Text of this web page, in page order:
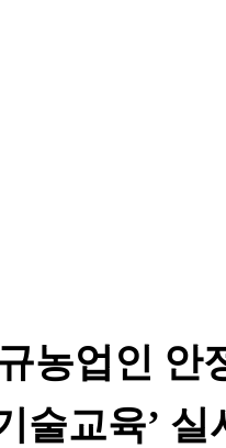
농업인 안
술교육’ 실